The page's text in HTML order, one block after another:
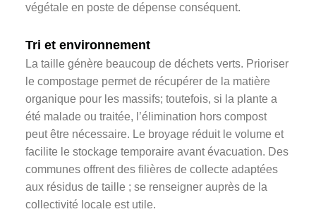
végétale en poste de dépense conséquent.
Tri et environnement
La taille génère beaucoup de déchets verts. Prioriser
le compostage permet de récupérer de la matière
organique pour les massifs; toutefois, si la plante a
été malade ou traitée, l’élimination hors compost
peut être nécessaire. Le broyage réduit le volume et
facilite le stockage temporaire avant évacuation. Des
communes offrent des filières de collecte adaptées
aux résidus de taille ; se renseigner auprès de la
collectivité locale est utile.